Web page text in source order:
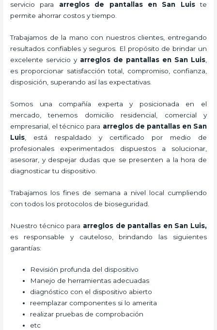
servicio para arreglos de pantallas en San Luiste
permite ahorrar costos y tiempo.
Trabajamos de la mano con nuestros clientes, entregando
resultados confiables y seguros. El propósito de brindar un
excelente servicio y arreglos de pantallas en San Luis,
es proporcionar satisfacción total, compromiso, confianza,
disposición, superando así las expectativas.
Somos una compañía experta y posicionada en el
mercado, tenemos domicilio residencial, comercial y
empresarial, el técnico para arreglos de pantallasen San
Luis , está respaldado y certificado por medio de
profesionales experimentados dispuestos a solucionar,
asesorar, y despejar dudas que se presenten a la hora de
diagnosticar tu dispositivo.
Trabajamos los fines de semana a nivel local cumpliendo
con todos los protocolos de bioseguridad.
Nuestro técnico para arreglos de pantallas en San Luis,
es responsable y cauteloso, brindando las siguientes
garantías:
Revisión profunda del dispositivo
Manejo de herramientas adecuadas
diagnóstico con el dispositivo abierto
reemplazar componentes si lo amerita
realizar pruebas de comprobación
etc